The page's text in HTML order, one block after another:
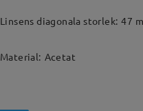
Linsens diagonala storlek: 47
Material: Acetat